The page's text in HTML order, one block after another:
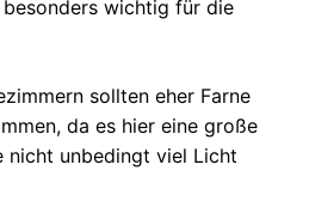
wichtig für die
sollten eher Farne
da es hier eine große
nicht unbedingt viel Licht